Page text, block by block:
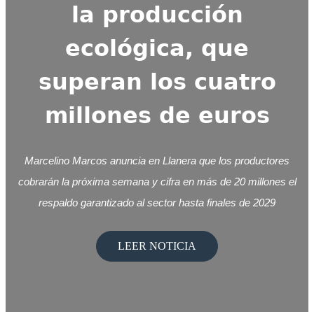
la producción
ecológica, que
superan los cuatro
millones de euros
Marcelino Marcos anuncia en Llanera que los productores
cobrarán la próxima semana y cifra en más de 20 millones el
respaldo garantizado al sector hasta finales de 2029
LEER NOTICIA